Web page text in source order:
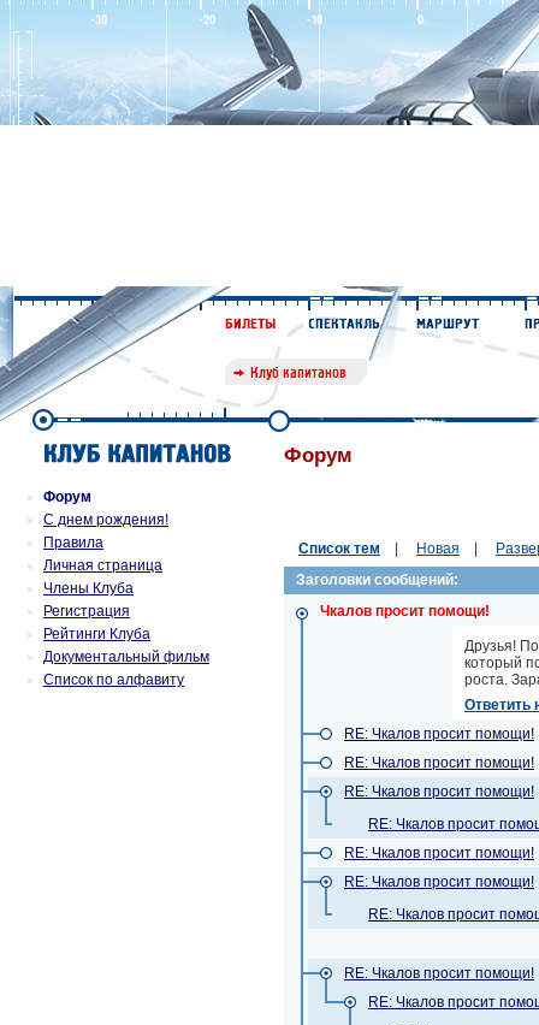
Форум
С днем рождения!
Правила
Личная страница
Члены Клуба
Регистрация
Рейтинги Клуба
Документальный фильм
Список по алфавиту
Форум
Список тем Новая
Заголовки сообщений:
Чкалов просит помощи!
Друзья!
который
роста.
Ответить
RE: Чкалов просит помощи!
RE: Чкалов просит помощи!
RE: Чкалов просит помощи!
RE: Чкалов просит
RE: Чкалов просит помощи!
RE: Чкалов просит помощи!
RE: Чкалов просит
RE: Чкалов просит помощи!
RE: Чкалов просит